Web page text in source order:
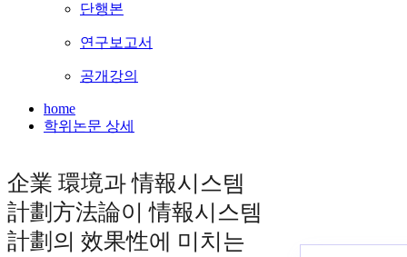
단행본
연구보고서
공개강의
home
학위논문 상세
企業 環境과 情報시스템
計劃方法論이 情報시스템
計劃의 效果性에 미치는